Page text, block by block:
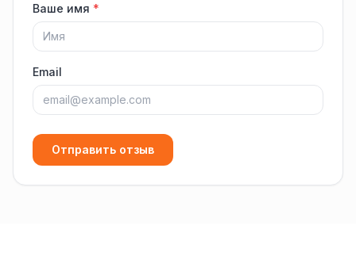
Ваше имя *
Email
Отправить отзыв